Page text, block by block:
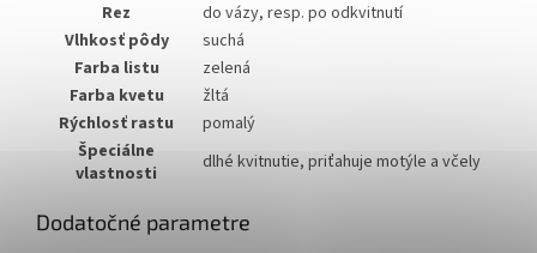
Rez
do vázy, resp. po odkvitnutí
Vlhkosť pôdy
suchá
Farba listu
zelená
Farba kvetu
žltá
Rýchlosť rastu
pomalý
Špeciálne
vlastnosti
dlhé kvitnutie, priťahuje motýle a včely
Dodatočné parametre